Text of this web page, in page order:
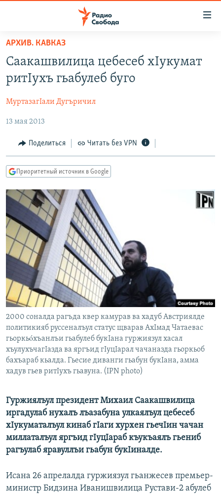
упрощенного
доступа
Вернуться
основному
Вернутся
главной
навигации
Вернутся
поиску
АВТОРСКИЕ ПРОЕКТЫ
ЦИТАТЫ СВОБОДЫ
МНЕНИЯ
КУЛЬТУРА
IDEL.РЕАЛИИ
КАВКАЗ.РЕАЛИИ
СЕВЕР.РЕАЛИИ
СИБИРЬ.РЕАЛИИ
РАСПИСАНИЕ ВЕЩАНИЯ
ПОДПИШИТЕСЬ НА РАССЫЛКУ
СОЦИАЛЬНЫЕ СЕТИ
Все сайты РСЕ/РС
АРХИВ. КАВКАЗ
Саакашвилица цебесеб хIукумат
ритIухъ гьабулеб буго
МуртазагIали Дугъричил
13 мая 2013
Поделиться Читать без VPN
Приоритетный источник в Google
2000 соналда рагъда квер камурав ва хадуб Австриялде
политикияб руссеналъул статус щварав АхIмад Чатаевас
гьоркьóхъанлъи гьабулеб букIана гуржиязул хасал
хъулухъчагIазда ва яргъид гIуцIарал чачаназда гьоркьоб
бахъараб кьалда. Гьесие диванги гьабун букIана, амма
хадув гьев ритIухъ гьавуна. (IPN photo)
Гуржиялъул президент Михаил Саакашвилица
иргадулаб нухалъ лъазабуна улкаялъул цебесеб
хIукуматалъул кинаб гIаги хурхен гьечIин чачан
миллаталъул яргъид гIуцIараб къукъаялъ гьениб
рагъулаб яравуллъи гьабун букIиналде.
Исана 26 апрелалда гуржиязул гьанжесев премьер-
министр Бидзина Иванишвилица Рустави-2 абулеб